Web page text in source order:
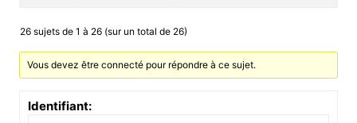
26 sujets de 1 à 26 (sur un total de 26)
Vous devez être connecté pour répondre à ce sujet.
Identifiant: